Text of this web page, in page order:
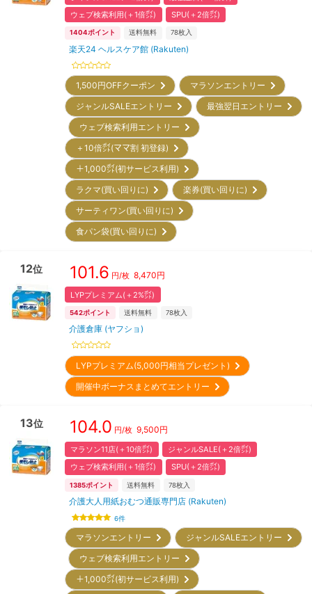
ウェブ検索利用(＋1倍㌽)
SPU(＋2倍㌽)
1404ポイント 送料無料 78枚入
楽天24 ヘルスケア館 (Rakuten)
1,500円OFFクーポン
マラソンエントリー
ジャンルSALEエントリー
最強翌日エントリー
ウェブ検索利用エントリー
＋10倍㌽(ママ割 初登録)
＋1,000㌽(初サービス利用)
ラクマ(買い回りに)
楽券(買い回りに)
サーティワン(買い回りに)
食パン袋(買い回りに)
12位 101.6 円/枚 8,470円
LYPプレミアム(＋2%㌽)
542ポイント 送料無料 78枚入
介護倉庫 (ヤフショ)
LYPプレミアム(5,000円相当プレゼント)
開催中ボーナスまとめてエントリー
13位 104.0 円/枚 9,500円
マラソン11店(＋10倍㌽)
ジャンルSALE(＋2倍㌽)
ウェブ検索利用(＋1倍㌽)
SPU(＋2倍㌽)
1385ポイント 送料無料 78枚入
介護大人用紙おむつ通販専門店 (Rakuten)
6件
マラソンエントリー
ジャンルSALEエントリー
ウェブ検索利用エントリー
＋1,000㌽(初サービス利用)